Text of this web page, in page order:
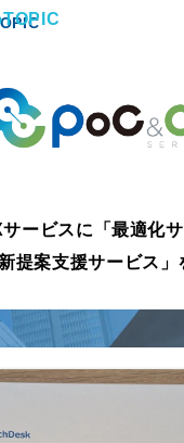
コラボレーション
IT用語解説
ービスに「最適化
提案支援サービス」